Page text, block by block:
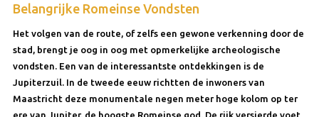
Belangrijke Romeinse Vondsten
Het volgen van de route, of zelfs een gewone verkenning door de
stad, brengt je oog in oog met opmerkelijke archeologische
vondsten. Een van de interessantste ontdekkingen is de
Jupiterzuil. In de tweede eeuw richtten de inwoners van
Maastricht deze monumentale negen meter hoge kolom op ter